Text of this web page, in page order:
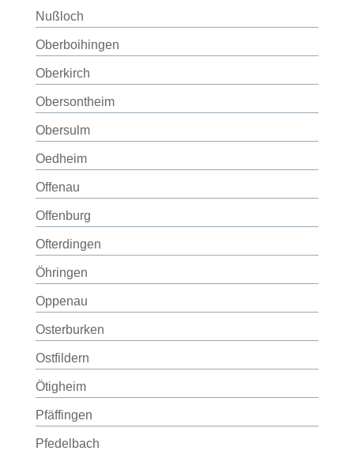
Nußloch
Oberboihingen
Oberkirch
Obersontheim
Obersulm
Oedheim
Offenau
Offenburg
Ofterdingen
Öhringen
Oppenau
Osterburken
Ostfildern
Ötigheim
Pfäffingen
Pfedelbach